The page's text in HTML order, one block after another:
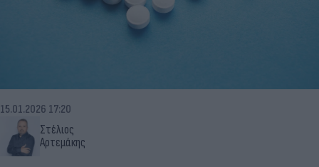
Στέλιος
Αρτεμάκης
15.01.2026 17:20